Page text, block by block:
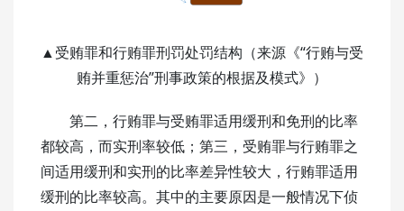
▲受贿罪和行贿罪刑罚处罚结构（来源《“行贿与受
贿并重惩治”刑事政策的根据及模式》）
第二，行贿罪与受贿罪适用缓刑和免刑的比率
都较高，而实刑率较低；第三，受贿罪与行贿罪之
间适用缓刑和实刑的比率差异性较大，行贿罪适用
缓刑的比率较高。其中的主要原因是一般情况下侦